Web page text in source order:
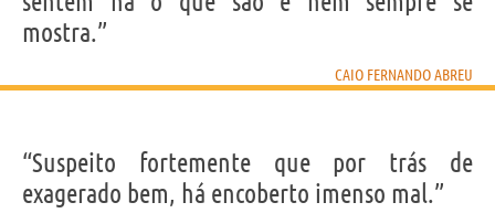
mostra.”
CAIO FERNANDO ABREU
“Suspeito fortemente que por trás de
exagerado bem, há encoberto imenso mal.”